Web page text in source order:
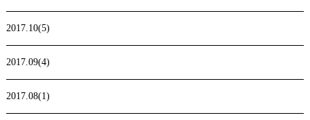
2017.10(5)
2017.09(4)
2017.08(1)